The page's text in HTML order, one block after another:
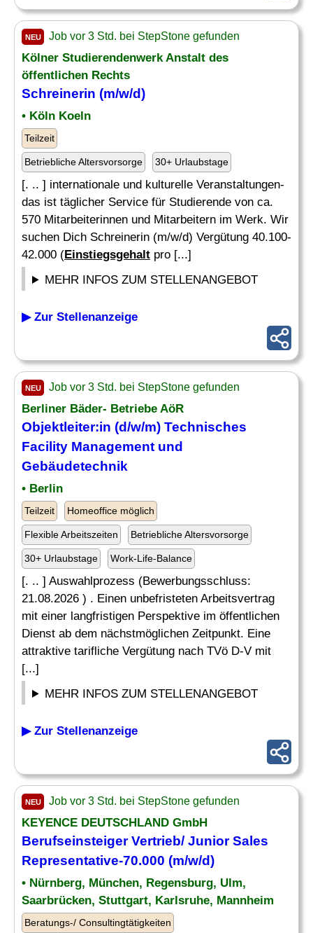
NEU Job vor 3 Std. bei StepStone gefunden
Kölner Studierendenwerk Anstalt des
öffentlichen Rechts
Schreinerin (m/w/d)
• Köln Koeln
Teilzeit
Betriebliche Altersvorsorge 30+ Urlaubstage
[. .. ] internationale und kulturelle Veranstaltungen-
das ist täglicher Service für Studierende von ca.
570 Mitarbeiterinnen und Mitarbeitern im Werk. Wir
suchen Dich Schreinerin (m/w/d) Vergütung 40.100-
42.000 (Einstiegsgehalt pro [...]
MEHR INFOS ZUM STELLENANGEBOT
▶ Zur Stellenanzeige
NEU Job vor 3 Std. bei StepStone gefunden
Berliner Bäder- Betriebe AöR
Objektleiter:in (d/w/m) Technisches
Facility Management und
Gebäudetechnik
• Berlin
Teilzeit Homeoffice möglich
Flexible Arbeitszeiten Betriebliche Altersvorsorge
30+ Urlaubstage Work-Life-Balance
[. .. ] Auswahlprozess (Bewerbungsschluss:
21.08.2026 ) . Einen unbefristeten Arbeitsvertrag
mit einer langfristigen Perspektive im öffentlichen
Dienst ab dem nächstmöglichen Zeitpunkt. Eine
attraktive tarifliche Vergütung nach TVö D-V mit
[...]
MEHR INFOS ZUM STELLENANGEBOT
▶ Zur Stellenanzeige
NEU Job vor 3 Std. bei StepStone gefunden
KEYENCE DEUTSCHLAND GmbH
Berufseinsteiger Vertrieb/ Junior Sales
Representative-70.000 (m/w/d)
• Nürnberg, München, Regensburg, Ulm,
Saarbrücken, Stuttgart, Karlsruhe, Mannheim
Beratungs-/ Consultingtätigkeiten